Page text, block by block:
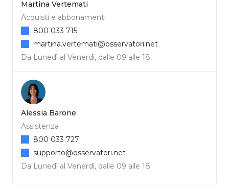
Martina Vertemati
Acquisti e abbonamenti
Da Lunedì al Venerdì, dalle 09 alle 18
800 033 715
martina.vertemati@osservatori.net
Alessia Barone
Assistenza
Da Lunedì al Venerdì, dalle 09 alle 18
800 033 727
supporto@osservatori.net